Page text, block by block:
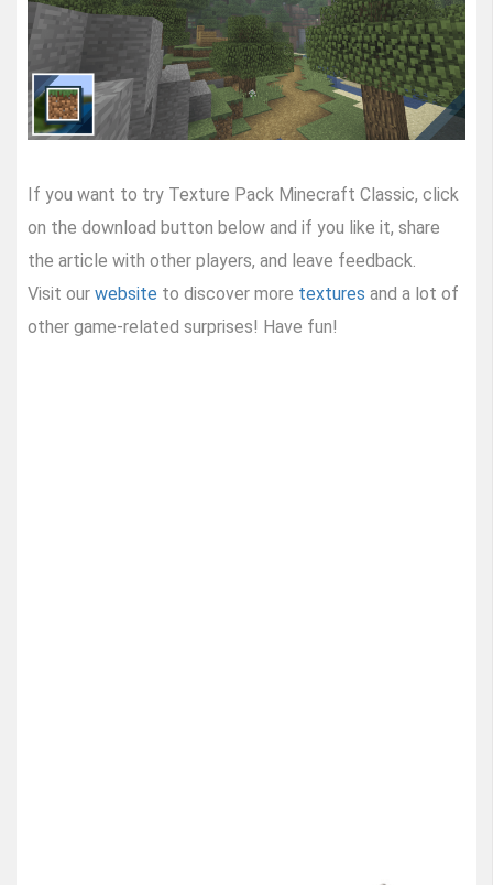
If you want to try Texture Pack Minecraft Classic, click
on the download button below and if you like it, share
the article with other players, and leave feedback.
Visit our website to discover more textures and a lot of
other game-related surprises! Have fun!